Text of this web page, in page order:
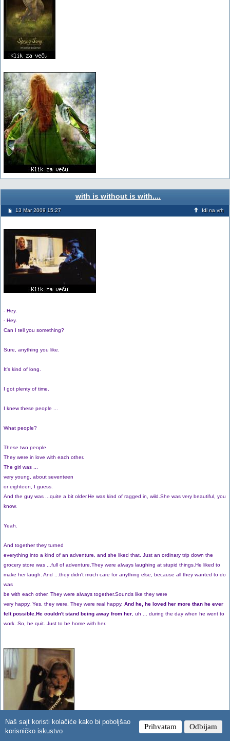
Naš sajt koristi kolačiće kako bi poboljšao
korisničko iskustvo
Prihvatam Odbijam
with is without is with....
13 Mar 2009 15:27 Idi na vrh
- Hey.
- Hey.
Can I tell you something?
Sure, anything you like.
It's kind of long.
I got plenty of time.
I knew these people ...
What people?
These two people.
They were in love with each other.
The girl was ...
very young, about seventeen
or eighteen, I guess.
And the guy was ...quite a bit older.He was kind of ragged in, wild.She was very beautiful, you
know.
Yeah.
And together they turned
everything into a kind of an adventure, and she liked that. Just an ordinary trip down the
grocery store was ...full of adventure.They were always laughing at stupid things.He liked to
make her laugh. And ...they didn't much care for anything else, because all they wanted to do
was
be with each other. They were always together.Sounds like they were
very happy. Yes, they were. They were real happy. And he, he loved her more than he ever
felt possible.He couldn't stand being away from her , uh ... during the day when he went to
work. So, he quit. Just to be home with her.